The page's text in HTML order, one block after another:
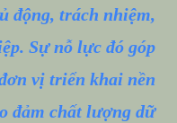
động, trách nhiệm,
Sự nỗ lực đó góp
vị triển khai nền
đảm chất lượng dữ